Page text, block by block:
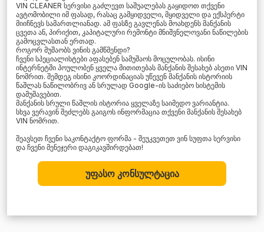
VIN CLEANER სერვისი გაძლევთ საშუალებას გაყიდოთ თქვენი
ავტომობილი იმ ფასად, რასაც გამყიდველი, მყიდველი და ექსპერტი
მიიჩნევს სამართლიანად. ამ ფასზე გავლენას მოახდენს მანქანის
ცვეთა ან, პირიქით, კაპიტალური რემონტი მნიშვნელოვანი ნაწილების
გამოცვლასთან ერთად.
როგორ მუშაობს ვინის გამწმენდი?
ჩვენი სპეციალისტები აფასებენ სამუშაოს მოცულობას. ისინი
ინტერნეტში პოულობენ ყველა მითითებას მანქანის შესახებ ასეთი VIN
ნომრით. შემდეგ ისინი კოორდინაციას უწევენ მანქანის ისტორიის
წაშლას ნაწილობრივ ან სრულად Google-ის საძიებო სისტემის
დამუშავებით.
მანქანის სრული წაშლის ისტორია ყველაზე საიმედო ვარიანტია.
სხვა ვერავინ შეძლებს გაიგოს ინფორმაცია თქვენი მანქანის შესახებ
VIN ნომრით.
შეავსეთ ჩვენი საკონტაქტო ფორმა - შეუკვეთეთ ვინ სუფთა სერვისი
და ჩვენი მენეჯერი დაგიკავშირდებათ!
უფასო კონსულტაცია